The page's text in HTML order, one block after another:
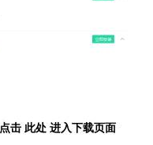
点击 此处 进入下载页面